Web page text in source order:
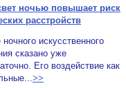
ночью повышает риск
расстройств
искусственного
сказано уже
Его воздействие как
>>